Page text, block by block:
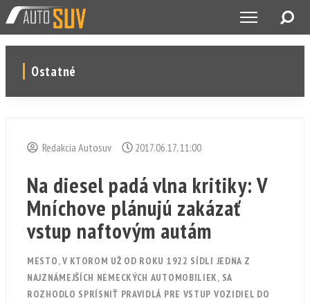
Ostatné
Redakcia Autosuv 2017.06.17, 11:00
Na diesel padá vlna kritiky: V
Mníchove plánujú zakázať
vstup naftovým autám
MESTO, V KTOROM UŽ OD ROKU 1922 SÍDLI JEDNA Z
NAJZNÁMEJŠÍCH NEMECKÝCH AUTOMOBILIEK, SA
ROZHODLO SPRÍSNIŤ PRAVIDLÁ PRE VSTUP VOZIDIEL DO